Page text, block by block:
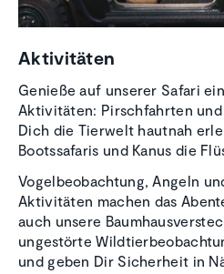
Aktivi­täten
Genieße auf unserer Safari
Aktivitäten: Pirschfahrten und
Dich die Tierwelt hautnah
Bootssafaris und Kanus die
Vogelbeobachtung, Angeln
Aktivitäten machen das
auch unsere
ungestörte
und geben Dir Sicherheit in